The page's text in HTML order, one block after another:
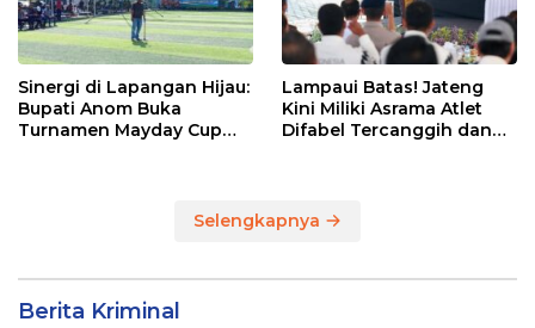
Sinergi di Lapangan Hijau:
Bupati Anom Buka
Turnamen Mayday Cup
Lampaui Batas! Jateng
Kini Miliki Asrama Atlet
Difabel Tercanggih dan
Selengkapnya
Berita Kriminal